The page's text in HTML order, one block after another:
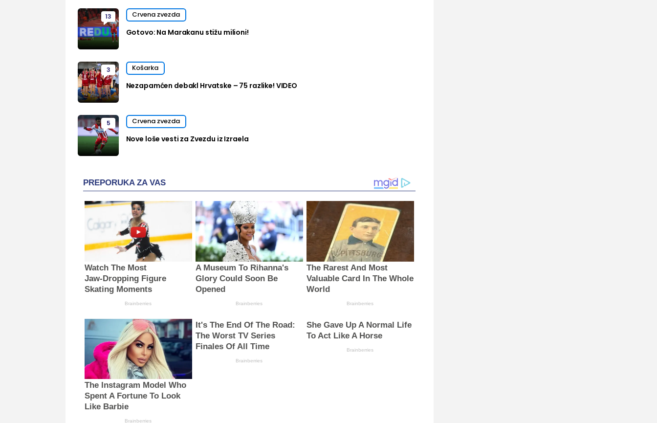
13 Crvena zvezda
Gotovo: Na Marakanu stižu milioni!
3 Košarka
Nezapamćen debakl Hrvatske – 75 razlike! VIDEO
5 Crvena zvezda
Nove loše vesti za Zvezdu iz Izraela
PREPORUKA ZA VAS
Watch The Most
Jaw‑Dropping Figure
Skating Moments
Brainberries
A Museum To Rihanna's
Glory Could Soon Be
Opened
Brainberries
The Rarest And Most
Valuable Card In The Whole
World
Brainberries
The Instagram Model Who
Spent A Fortune To Look
Like Barbie
Brainberries
It's The End Of The Road:
The Worst TV Series
Finales Of All Time
Brainberries
She Gave Up A Normal Life
To Act Like A Horse
Brainberries